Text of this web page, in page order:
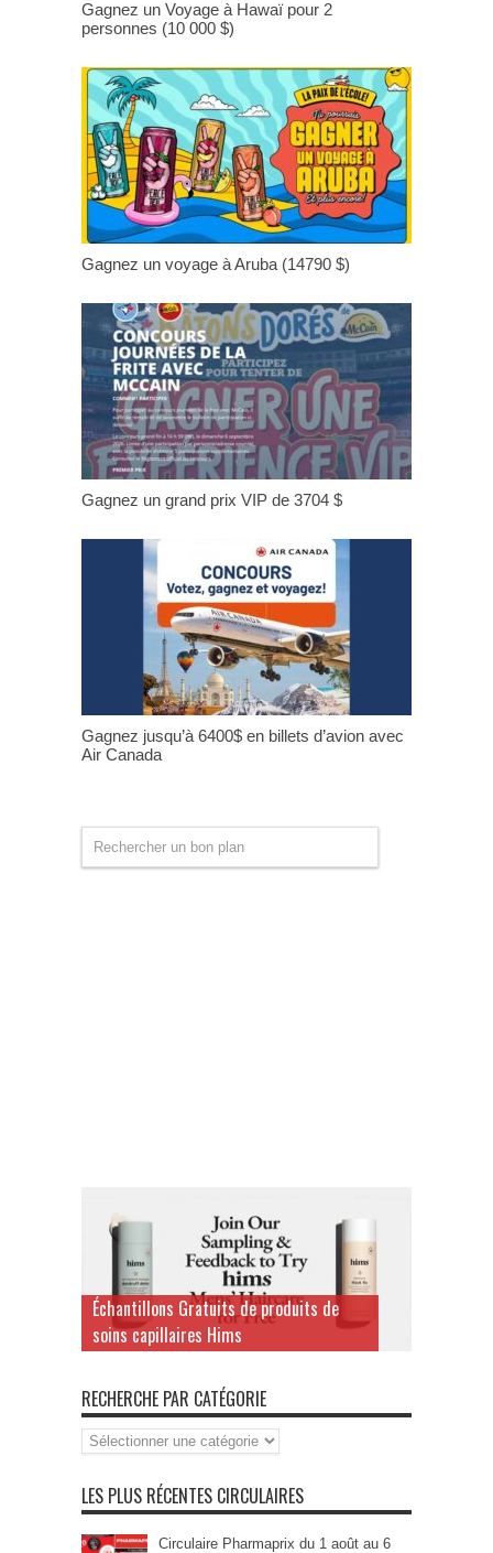
Gagnez un Voyage à Hawaï pour 2
personnes (10 000 $)
Gagnez un voyage à Aruba (14790 $)
Gagnez un grand prix VIP de 3704 $
Gagnez jusqu’à 6400$ en billets d’avion avec
Air Canada
Échantillons Gratuits de produits de
soins capillaires Hims
RECHERCHE PAR CATÉGORIE
Recherche
par
LES PLUS RÉCENTES CIRCULAIRES
Circulaire Pharmaprix du 1 août au 6